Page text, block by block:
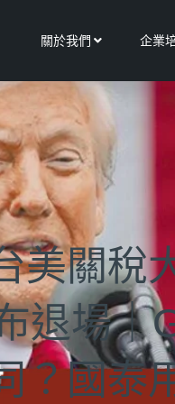
關於我們 Open 關於
企業
美關
退場｜
？國泰